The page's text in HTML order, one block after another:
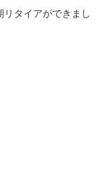
リタイアができまし